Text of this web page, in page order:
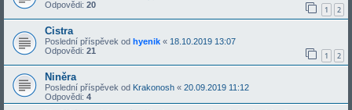
Odpovědi: 20 1 2
Cistra
Poslední příspěvek od hyenik « 18.10.2019 13:07
Odpovědi: 21 1 2
Niněra
Poslední příspěvek od Krakonosh « 20.09.2019 11:12
Odpovědi: 4